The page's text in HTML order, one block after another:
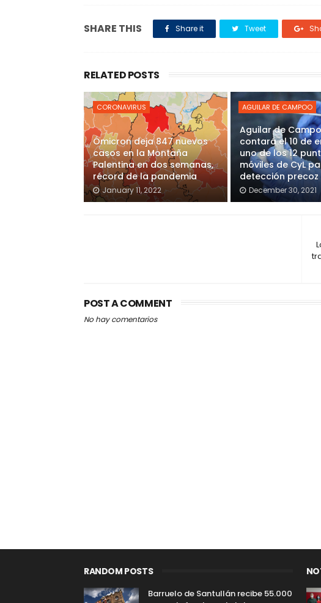
SHARE THIS Share it Tweet
RELATED POSTS
CORONAVIRUS
Ómicron deja 847 nuevos
casos en la Montaña
Palentina en dos semanas,
récord de la pandemia
January 11, 2022
AGUILAR DE CAMPOO
Aguilar de
contará el 10 de
uno de los 12
móviles de CyL
detección
December 30, 2021
POST A COMMENT
No hay comentarios
RANDOM POSTS
Barruelo de Santullán recibe 55.000